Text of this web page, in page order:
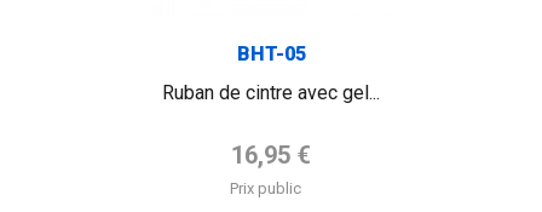
BHT-05
Ruban de cintre avec gel...
Prix de base
16,95 €
Prix public